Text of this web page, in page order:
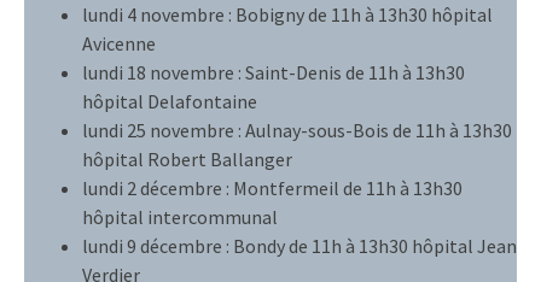
lundi 4 novembre : Bobigny de 11h à 13h30 hôpital
Avicenne
lundi 18 novembre : Saint-Denis de 11h à 13h30
hôpital Delafontaine
lundi 25 novembre : Aulnay-sous-Bois de 11h à 13h30
hôpital Robert Ballanger
lundi 2 décembre : Montfermeil de 11h à 13h30
hôpital intercommunal
lundi 9 décembre : Bondy de 11h à 13h30 hôpital Jean
Verdier